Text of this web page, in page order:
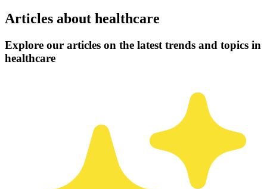
Articles about healthcare
Explore our articles on the latest trends and topics in
healthcare